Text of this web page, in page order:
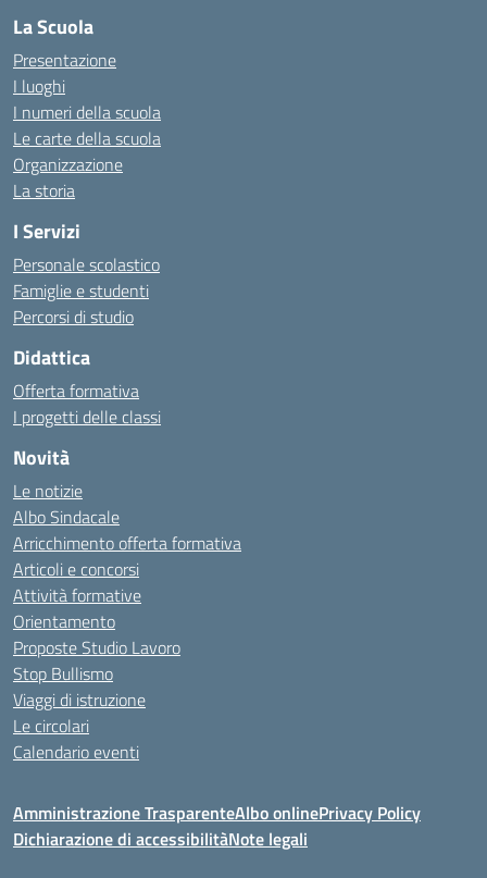
La Scuola
Presentazione
I luoghi
I numeri della scuola
Le carte della scuola
Organizzazione
La storia
I Servizi
Personale scolastico
Famiglie e studenti
Percorsi di studio
Didattica
Offerta formativa
I progetti delle classi
Novità
Le notizie
Albo Sindacale
Arricchimento offerta formativa
Articoli e concorsi
Attività formative
Orientamento
Proposte Studio Lavoro
Stop Bullismo
Viaggi di istruzione
Le circolari
Calendario eventi
Amministrazione TrasparenteAlbo onlinePrivacy Policy
Dichiarazione di accessibilitàNote legali